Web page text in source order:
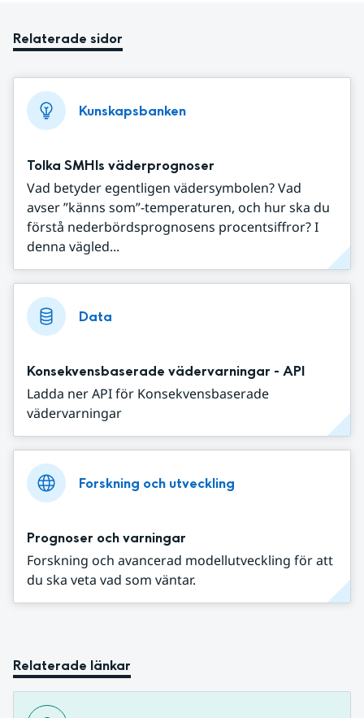
Relaterade sidor
Kunskapsbanken
Tolka SMHIs väderprognoser
Vad betyder egentligen vädersymbolen? Vad
avser ”känns som”-temperaturen, och hur ska du
förstå nederbördsprognosens procentsiffror? I
denna vägled...
Data
Konsekvensbaserade vädervarningar - API
Ladda ner API för Konsekvensbaserade
vädervarningar
Forskning och utveckling
Prognoser och varningar
Forskning och avancerad modellutveckling för att
du ska veta vad som väntar.
Relaterade länkar